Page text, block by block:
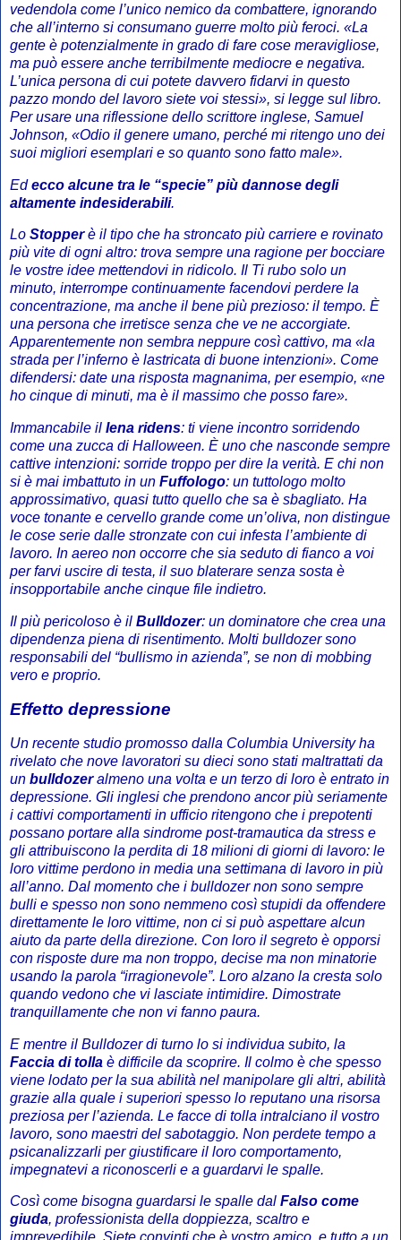
vedendola come l’unico nemico da combattere, ignorando
che all’interno si consumano guerre molto più feroci. «La
gente è potenzialmente in grado di fare cose meravigliose,
ma può essere anche terribilmente mediocre e negativa.
L’unica persona di cui potete davvero fidarvi in questo
pazzo mondo del lavoro siete voi stessi», si legge sul libro.
Per usare una riflessione dello scrittore inglese, Samuel
Johnson, «Odio il genere umano, perché mi ritengo uno dei
suoi migliori esemplari e so quanto sono fatto male».
Edecco alcune tra le “specie” più dannose degli
altamente indesiderabili.
Lo Stopperè il tipo che ha stroncato più carriere e rovinato
più vite di ogni altro: trova sempre una ragione per bocciare
le vostre idee mettendovi in ridicolo. Il Ti rubo solo un
minuto, interrompe continuamente facendovi perdere la
concentrazione, ma anche il bene più prezioso: il tempo. È
una persona che irretisce senza che ve ne accorgiate.
Apparentemente non sembra neppure così cattivo, ma «la
strada per l’inferno è lastricata di buone intenzioni». Come
difendersi: date una risposta magnanima, per esempio, «ne
ho cinque di minuti, ma è il massimo che posso fare».
Immancabile il Iena ridens: ti viene incontro sorridendo
come una zucca di Halloween. È uno che nasconde sempre
cattive intenzioni: sorride troppo per dire la verità. E chi non
si è mai imbattuto in un Fuffologo: un tuttologo molto
approssimativo, quasi tutto quello che sa è sbagliato. Ha
voce tonante e cervello grande come un’oliva, non distingue
le cose serie dalle stronzate con cui infesta l’ambiente di
lavoro. In aereo non occorre che sia seduto di fianco a voi
per farvi uscire di testa, il suo blaterare senza sosta è
insopportabile anche cinque file indietro.
Il più pericoloso è il Bulldozer: un dominatore che crea una
dipendenza piena di risentimento. Molti bulldozer sono
responsabili del “bullismo in azienda”, se non di mobbing
vero e proprio.
Effetto depressione
Un recente studio promosso dalla Columbia University ha
rivelato che nove lavoratori su dieci sono stati maltrattati da
un bulldozeralmeno una volta e un terzo di loro è entrato in
depressione. Gli inglesi che prendono ancor più seriamente
i cattivi comportamenti in ufficio ritengono che i prepotenti
possano portare alla sindrome post-tramautica da stress e
gli attribuiscono la perdita di 18 milioni di giorni di lavoro: le
loro vittime perdono in media una settimana di lavoro in più
all’anno. Dal momento che i bulldozer non sono sempre
bulli e spesso non sono nemmeno così stupidi da offendere
direttamente le loro vittime, non ci si può aspettare alcun
aiuto da parte della direzione. Con loro il segreto è opporsi
con risposte dure ma non troppo, decise ma non minatorie
usando la parola “irragionevole”. Loro alzano la cresta solo
quando vedono che vi lasciate intimidire. Dimostrate
tranquillamente che non vi fanno paura.
E mentre il Bulldozer di turno lo si individua subito, la
Faccia di tolla è difficile da scoprire. Il colmo è che spesso
viene lodato per la sua abilità nel manipolare gli altri, abilità
grazie alla quale i superiori spesso lo reputano una risorsa
preziosa per l’azienda. Le facce di tolla intralciano il vostro
lavoro, sono maestri del sabotaggio. Non perdete tempo a
psicanalizzarli per giustificare il loro comportamento,
impegnatevi a riconoscerli e a guardarvi le spalle.
Così come bisogna guardarsi le spalle dal Falso come
giuda, professionista della doppiezza, scaltro e